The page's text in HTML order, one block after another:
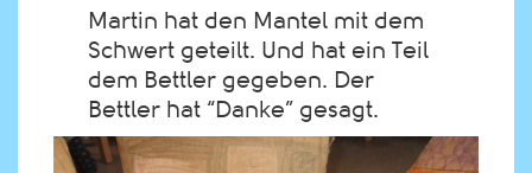
Martin hat den Mantel mit dem
Schwert geteilt. Und hat ein Teil
dem Bettler gegeben. Der
Bettler hat “Danke” gesagt.